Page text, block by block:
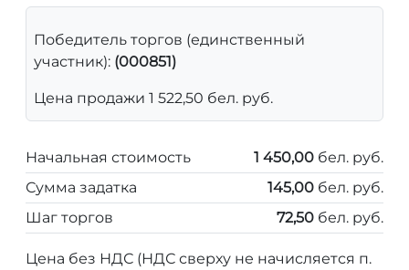
Победитель торгов (единственный
участник): (000851)
Цена продажи 1 522,50 бел. руб.
Начальная стоимость 1 450,00 бел. руб.
Сумма задатка
145,00 бел. руб.
Шаг торгов
72,50 бел. руб.
Цена без НДС (НДС сверху не начисляется п.